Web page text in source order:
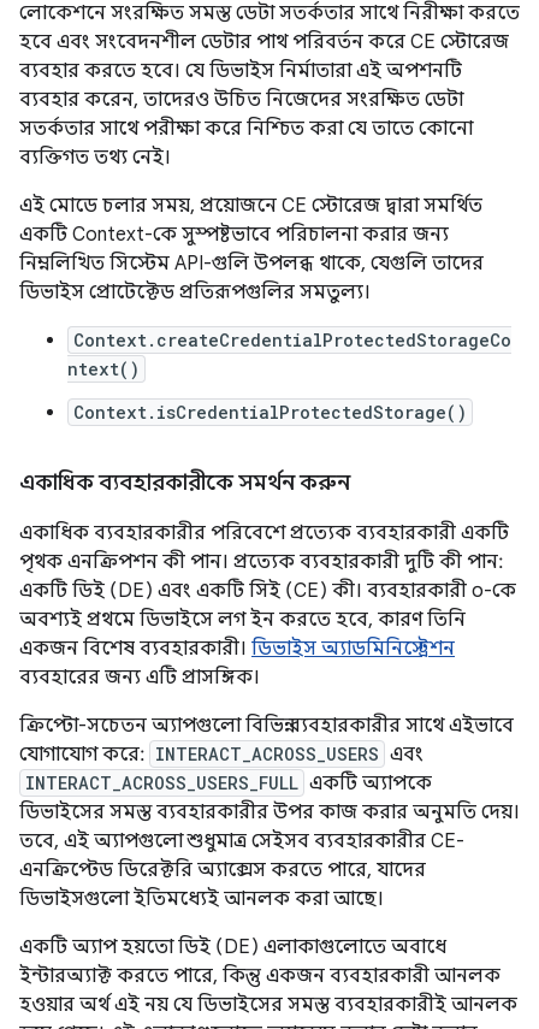
লোকেশনে সংরক্ষিত সমস্ত ডেটা সতর্কতার সাথে নিরীক্ষা করতে
হবে এবং সংবেদনশীল ডেটার পাথ পরিবর্তন করে CE স্টোরেজ
ব্যবহার করতে হবে। যে ডিভাইস নির্মাতারা এই অপশনটি
ব্যবহার করেন, তাদেরও উচিত নিজেদের সংরক্ষিত ডেটা
সতর্কতার সাথে পরীক্ষা করে নিশ্চিত করা যে তাতে কোনো
ব্যক্তিগত তথ্য নেই।
এই মোডে চলার সময়, প্রয়োজনে CE স্টোরেজ দ্বারা সমর্থিত
একটি Context-কে সুস্পষ্টভাবে পরিচালনা করার জন্য
নিম্নলিখিত সিস্টেম API-গুলি উপলব্ধ থাকে, যেগুলি তাদের
ডিভাইস প্রোটেক্টেড প্রতিরূপগুলির সমতুল্য।
Context.createCredentialProtectedStorageCo
ntext()
Context.isCredentialProtectedStorage()
একাধিক ব্যবহারকারীকে সমর্থন করুন
একাধিক ব্যবহারকারীর পরিবেশে প্রত্যেক ব্যবহারকারী একটি
পৃথক এনক্রিপশন কী পান। প্রত্যেক ব্যবহারকারী দুটি কী পান:
একটি ডিই (DE) এবং একটি সিই (CE) কী। ব্যবহারকারী ০-কে
অবশ্যই প্রথমে ডিভাইসে লগ ইন করতে হবে, কারণ তিনি
একজন বিশেষ ব্যবহারকারী। ডিভাইস অ্যাডমিনিস্ট্রেশন
ব্যবহারের জন্য এটি প্রাসঙ্গিক।
ক্রিপ্টো-সচেতন অ্যাপগুলো বিভিন্ন ব্যবহারকারীর সাথে এইভাবে
যোগাযোগ করে: INTERACT_ACROSS_USERS এবং
INTERACT_ACROSS_USERS_FULL একটি অ্যাপকে
ডিভাইসের সমস্ত ব্যবহারকারীর উপর কাজ করার অনুমতি দেয়।
তবে, এই অ্যাপগুলো শুধুমাত্র সেইসব ব্যবহারকারীর CE-
এনক্রিপ্টেড ডিরেক্টরি অ্যাক্সেস করতে পারে, যাদের
ডিভাইসগুলো ইতিমধ্যেই আনলক করা আছে।
একটি অ্যাপ হয়তো ডিই (DE) এলাকাগুলোতে অবাধে
ইন্টারঅ্যাক্ট করতে পারে, কিন্তু একজন ব্যবহারকারী আনলক
হওয়ার অর্থ এই নয় যে ডিভাইসের সমস্ত ব্যবহারকারীই আনলক